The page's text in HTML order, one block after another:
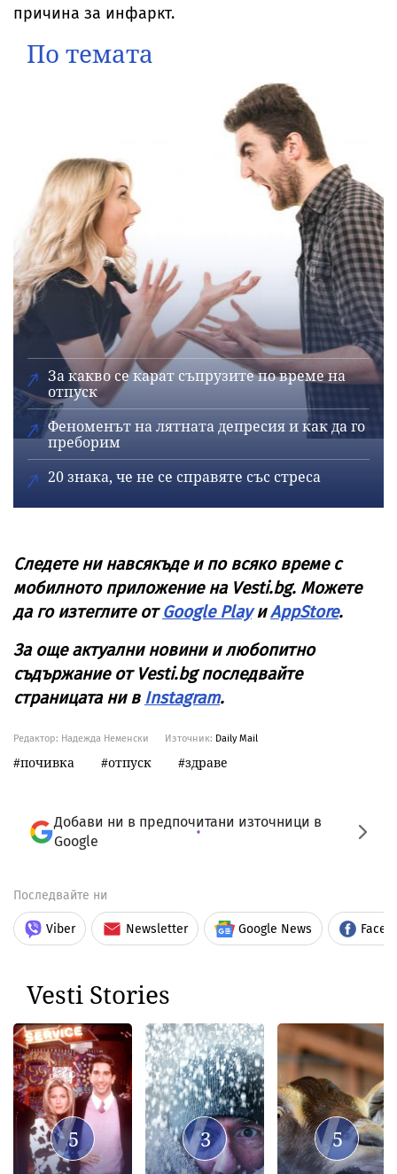
причина за инфаркт.
По темата
За какво се карат съпрузите по време на
отпуск
Феноменът на лятната депресия и как да го
преборим
20 знака, че не се справяте със стреса
Следете ни навсякъде и по всяко време с
мобилното приложение на Vesti.bg. Можете
да го изтеглите отGoogle PlayиAppStore.
За още актуални новини и любопитно
съдържание от Vesti.bg последвайте
страницата ни в Instagram.
Редактор: Надежда Неменски Източник: Daily Mail
почивка отпуск здраве
Добави ни в предпочитани източници в
Google
Последвайте ни
Viber Newsletter Google News
Vesti Stories
5 3 5